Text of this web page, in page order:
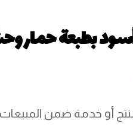
بطبعة حمار
أو خدمة ضمن